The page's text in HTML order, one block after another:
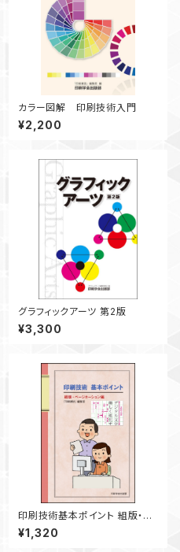
カラー図解 印刷技術入門
¥2,200
グラフィックアーツ 第2版
¥3,300
印刷技術基本ポイント 組版・ペ
ージネーション編
¥1,320